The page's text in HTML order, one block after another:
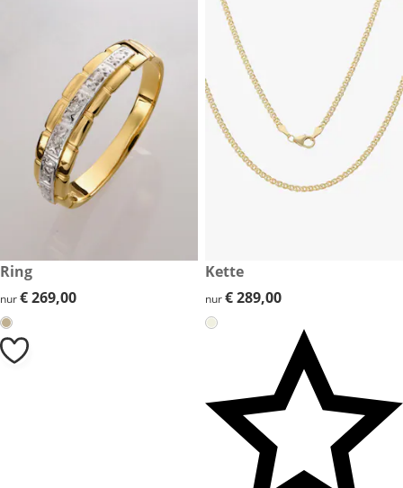
€ 269,00
Ring
€ 269,00
nur€ 269,00
€ 289,00
Kette
€ 289,00
nur€ 289,00